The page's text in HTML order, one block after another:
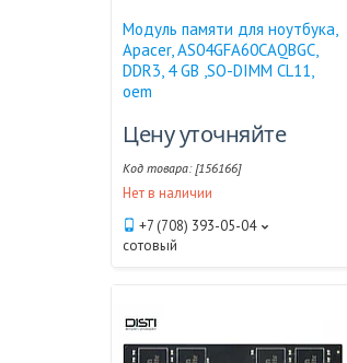
Модуль памяти для ноутбука,
Apacer, AS04GFA60CAQBGC,
DDR3, 4 GB ,SO-DIMM CL11,
oem
Цену уточняйте
[156166]
Нет в наличии
+7 (708) 393-05-04
сотовый